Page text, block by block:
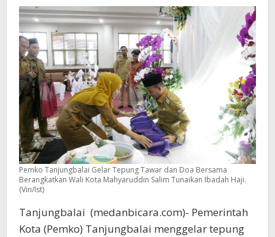
Haji
Bicara
Pemko Tanjungbalai Gelar Tepung Tawar dan Doa Bersama
Berangkatkan Wali Kota Mahyaruddin Salim Tunaikan Ibadah Haji.
(Vin/Ist)
Tanjungbalai (medanbicara.com)- Pemerintah
Kota (Pemko) Tanjungbalai menggelar tepung